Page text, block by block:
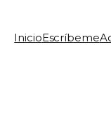
InicioEscríbeme